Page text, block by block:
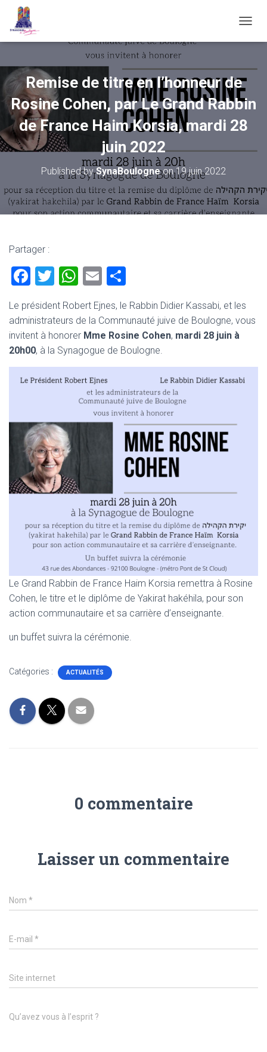
Remise de titre en l’honneur de
Rosine Cohen, par Le Grand Rabbin
de France Haim Korsia, mardi 28
juin 2022
Published bySynaBoulogneon19 juin 2022
Partager :
F
ce
b
o
ok
T
tt
er
W
at
s
A
p
p
E
ai
l
ta
g
er
Le président Robert Ejnes, le Rabbin Didier Kassabi, et les
administrateurs de la Communauté juive de Boulogne, vous
invitent à honorer Mme Rosine Cohen, mardi 28 juin à
20h00, à la Synagogue de Boulogne.
Le Grand Rabbin de France Haim Korsia remettra à Rosine
Cohen, le titre et le diplôme de Yakirat hakéhila, pour son
action communautaire et sa carrière d’enseignante.
un buffet suivra la cérémonie.
Catégories : ACTUALITÉS
0 commentaire
Laisser un commentaire
Nom *
E-mail *
Site internet
Qu’avez vous à l’esprit ?